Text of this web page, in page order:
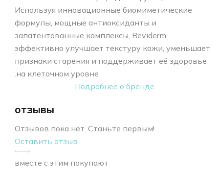
Используя инновационные биомиметические
формулы, мощные антиоксиданты и
запатентованные комплексы, Reviderm
эффективно улучшает текстуру кожи, уменьшает
признаки старения и поддерживает её здоровье
на клеточном уровне.
Подробнее о бренде
отзывы
Отзывов пока нет. Станьте первым!
Оставить отзыв
вместе с этим покупают